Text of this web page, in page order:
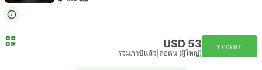
USD 53
รวมภาษีแล้ว ต่อคน (ผู้ใหญ่)
จองเลย